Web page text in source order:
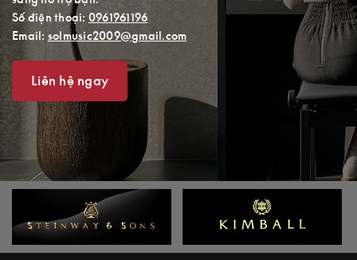
Số điện thoại: 0961961196
Email: solmusic2009@gmail.com
Liên hệ ngay